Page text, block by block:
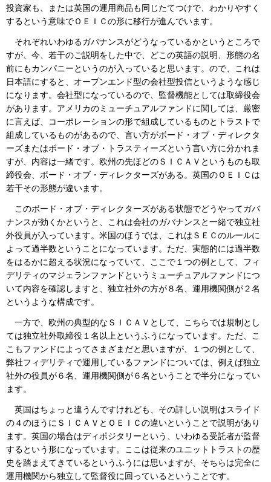
投資家も、または英国の運用商品も同じたてつけで、わかりやすく
するという意味でＯＥＩＣの形に移行が進んでいます。
それぞれいわゆるガバナンスがどうなっているかというところで
すが、今、若干のご説明をした中で、どこの英語の説明、形態の名
前にもカンパニーというのが入っていると思います。ので、これは
日本語にすると、オープンエンド型の会社型投信というような感じ
になります。会社型になっているので、監督機能としては取締役会
があります。アメリカのミューチュアルファンドに関しては、厳密
に言えば、コーポレーションの形で組成しているものとトラストで
組成しているものがあるので、言い方がボード・オブ・ディレクタ
ーズまたはボード・オブ・トラスティーズという言い方に分かれま
すが、内容は一緒です。欧州の先ほどのＳＩＣＡＶというものも取
締役会、ボード・オブ・ディレクターズがある。英国のＯＥＩＣは
若干その形態が違います。
このボード・オブ・ディレクターズがある状態でどうやってガバ
ナンスが効くかというと、これは会社のガバナンスと一緒で独立社
外役員が入っています。米国のほうでは、これはＳＥＣのルールに
よって過半数ということになっています。ただ、実態的には過半数
をはるかに超える状況になっていて、ここで１つの例として、フィ
デリティのマジェランファンドというミューチュアルファンドにつ
いて内容を確認しますと、独立社外の方が８名、運用機関側が２名
というような構成です。
一方で、欧州の典型的なＳＩＣＡＶとして、こちらでは規制とし
ては独立社外取締役１名以上というふうになっています。ただ、こ
こもファンドによってさまざまだと思いますが、１つの例として、
弊社フィデリティで運用しているファンドについては、例えば独立
社外の役員が６名、運用機関側が６名ということで半分になってい
ます。
英国はちょっと違うんですけれども、その詳しい説明はスライド
の４のほうにＳＩＣＡＶとＯＥＩＣの違いということで説明があり
ます。英国の場合はディポジタリーという、いわゆる受託者が監督
するという形になっています。ここは従来のユニットトラストの歴
史を踏まえてきているというふうには思いますが、そちらは完全に
運用機関から独立して監督役に回っているということです。